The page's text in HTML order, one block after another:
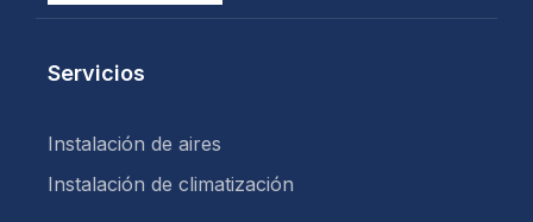
Servicios
Instalación de aires
Instalación de climatización